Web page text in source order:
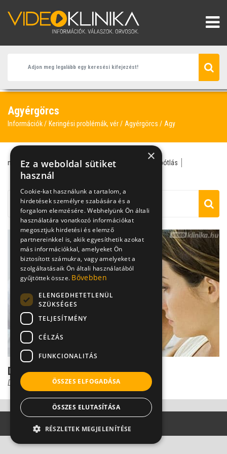
Agyérgörcs
Információk Keringési problémák, vér Agyérgörcs Agy
neurológus agy agyérgörcs alkohol
folyadékpótlás
kiszáradás
másnaposság
Dr. Kiss: Agyérgörcs - van visszaút
Dr. Kiss Gábor
×
Ez a weboldal sütiket
használ
Cookie-kat használunk a tartalom, a
hirdetések személyre szabására és a
forgalom elemzésére. Webhelyünk Ön általi
használatára vonatkozó információkat
megosztjuk hirdetési és elemző
partnereinkkel is, akik egyesíthetik azokat
más információkkal, amelyeket Ön
biztosított számukra, vagy amelyeket a
szolgáltatásaik Ön általi használatából
gyűjtöttek össze. Bővebben
ELENGEDHETETLENÜL
SZÜKSÉGES
TELJESÍTMÉNY
CÉLZÁS
FUNKCIONALITÁS
ÖSSZES ELFOGADÁSA
ÖSSZES ELUTASÍTÁSA
RÉSZLETEK MEGJELENÍTÉSE